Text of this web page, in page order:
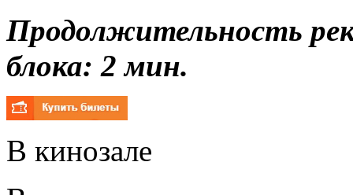
Продолжительность
блока: 2 мин.
В кинозале